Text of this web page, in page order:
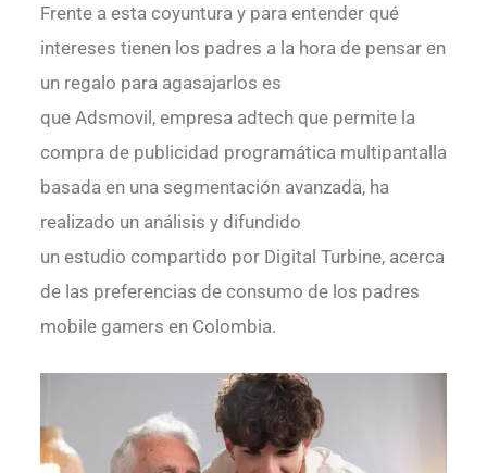
Frente a esta coyuntura y para entender qué
intereses tienen los padres a la hora de pensar en
un regalo para agasajarlos es
que Adsmovil, empresa adtech que permite la
compra de publicidad programática multipantalla
basada en una segmentación avanzada, ha
realizado un análisis y difundido
un estudio compartido por Digital Turbine, acerca
de las preferencias de consumo de los padres
mobile gamers en Colombia.